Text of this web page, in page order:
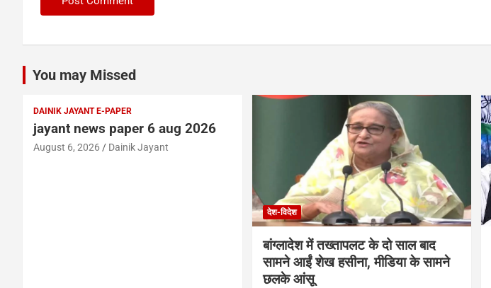
You may Missed
DAINIK JAYANT E-PAPER
jayant news paper 6 aug 2026
August 6, 2026 Dainik Jayant
देश-विदेश
बांग्लादेश में तख्तापलट के दो साल बाद
सामने आईं शेख हसीना, मीडिया के सामने
छलके आंसू